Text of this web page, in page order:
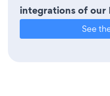
integrations of our
See